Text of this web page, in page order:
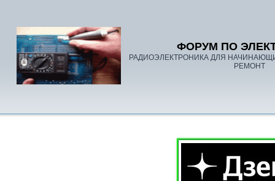
ФОРУМ ПО
РАДИОЭЛЕКТРОНИКА ДЛЯ
РЕМОНТ